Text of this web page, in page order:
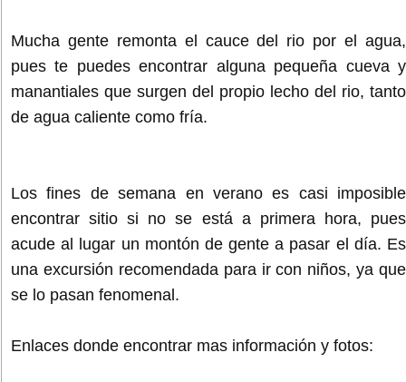
Mucha gente remonta el cauce del rio por el agua,
pues te puedes encontrar alguna pequeña cueva y
manantiales que surgen del propio lecho del rio, tanto
de agua caliente como fría.
Los fines de semana en verano es casi imposible
encontrar sitio si no se está a primera hora, pues
acude al lugar un montón de gente a pasar el día. Es
una excursión recomendada para ir con niños, ya que
se lo pasan fenomenal.
Enlaces donde encontrar mas información y fotos: